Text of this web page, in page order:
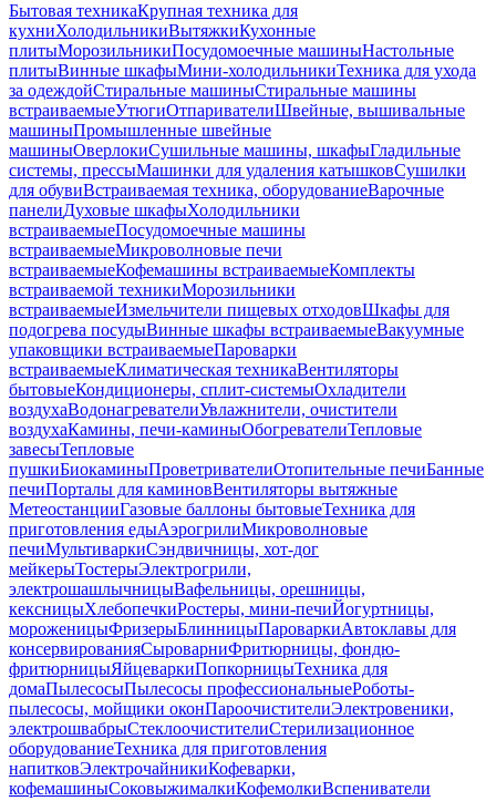
Бытовая техникаКрупная техника для
кухниХолодильникиВытяжкиКухонные
плитыМорозильникиПосудомоечные машиныНастольные
плитыВинные шкафыМини-холодильникиТехника для ухода
за одеждойСтиральные машиныСтиральные машины
встраиваемыеУтюгиОтпаривателиШвейные, вышивальные
машиныПромышленные швейные
машиныОверлокиСушильные машины, шкафыГладильные
системы, прессыМашинки для удаления катышковСушилки
для обувиВстраиваемая техника, оборудованиеВарочные
панелиДуховые шкафыХолодильники
встраиваемыеПосудомоечные машины
встраиваемыеМикроволновые печи
встраиваемыеКофемашины встраиваемыеКомплекты
встраиваемой техникиМорозильники
встраиваемыеИзмельчители пищевых отходовШкафы для
подогрева посудыВинные шкафы встраиваемыеВакуумные
упаковщики встраиваемыеПароварки
встраиваемыеКлиматическая техникаВентиляторы
бытовыеКондиционеры, сплит-системыОхладители
воздухаВодонагревателиУвлажнители, очистители
воздухаКамины, печи-каминыОбогревателиТепловые
завесыТепловые
пушкиБиокаминыПроветривателиОтопительные печиБанные
печиПорталы для каминовВентиляторы вытяжные
МетеостанцииГазовые баллоны бытовыеТехника для
приготовления едыАэрогрилиМикроволновые
печиМультиваркиСэндвичницы, хот-дог
мейкерыТостерыЭлектрогрили,
электрошашлычницыВафельницы, орешницы,
кексницыХлебопечкиРостеры, мини-печиЙогуртницы,
мороженицыФризерыБлинницыПароваркиАвтоклавы для
консервированияСыроварниФритюрницы, фондю-
фритюрницыЯйцеваркиПопкорницыТехника для
домаПылесосыПылесосы профессиональныеРоботы-
пылесосы, мойщики оконПароочистителиЭлектровеники,
электрошвабрыСтеклоочистителиСтерилизационное
оборудованиеТехника для приготовления
напитковЭлектрочайникиКофеварки,
кофемашиныСоковыжималкиКофемолкиВспениватели